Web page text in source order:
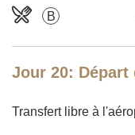
B
Jour 20: Départ
Transfert libre à